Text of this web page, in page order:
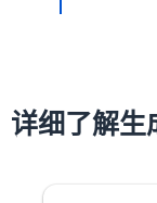
详细了解生